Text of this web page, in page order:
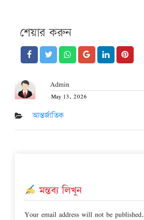
শেয়ার করুন
Admin
Posted
on
May 13, 2026
আন্তর্জাতিক
মন্তব্য লিখুন
Your email address will not be published.